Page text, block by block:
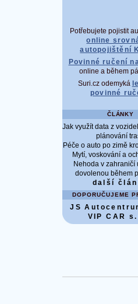
Potřebujete pojistit
online
autopojištění
Povinné ručení
online a během
Suri.cz odemyká
povinné
ČLÁNKY
Jak využít data z
plánování
Péče o auto po zimě
Mytí, voskování a
Nehoda v zahraničí
dovolenou během
další
DOPORUČUJEME
JS
VIP CAR